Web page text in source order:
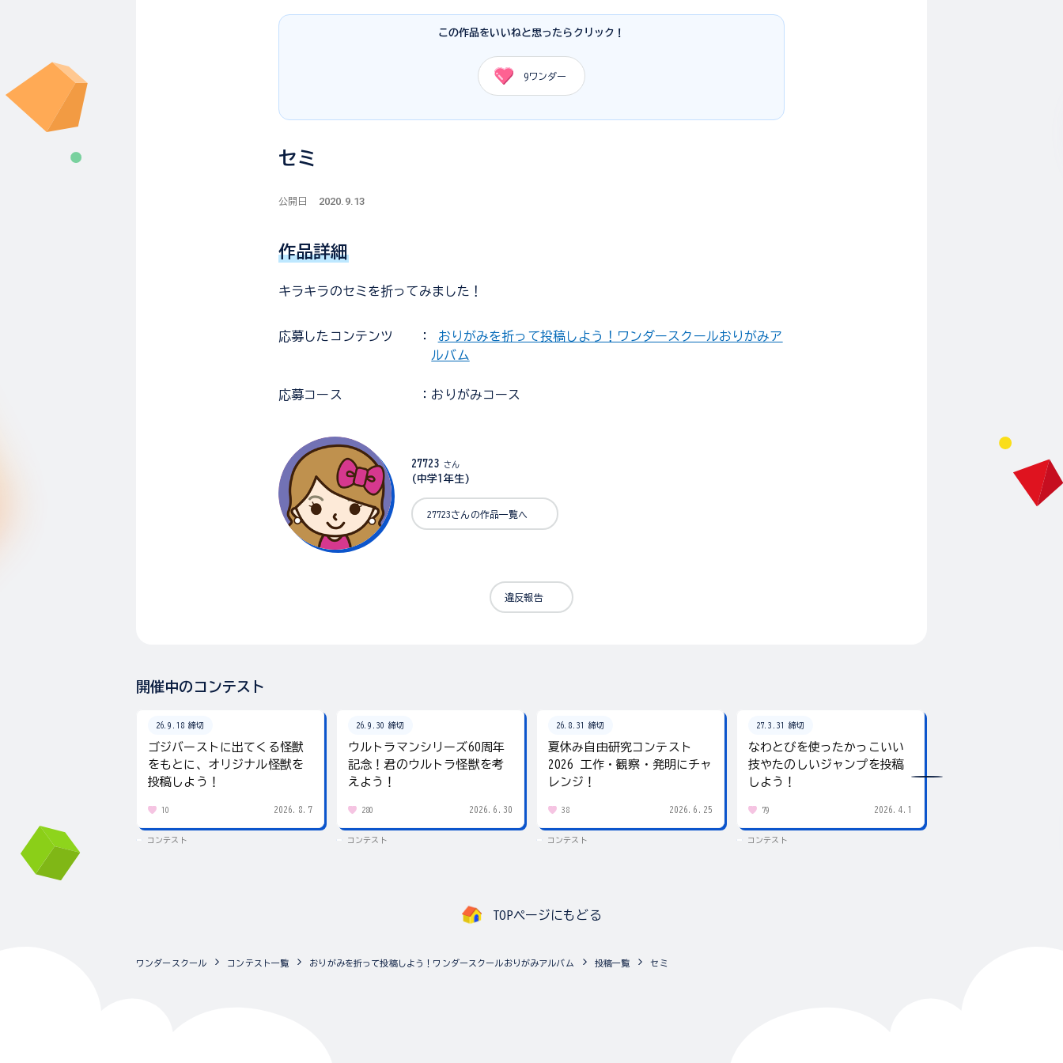
この作品をいいねと思ったらクリック！
9ワンダー
セミ
公開日 2020.9.13
作品詳細
キラキラのセミを折ってみました！
応募した コンテンツ ： おりがみを折って投稿しよう！ワンダースクールおりがみア
ルバム
応募コース ：おりがみコース
27723 さん
(中学1年生)
27723さんの作品一覧へ
違反報告
開催中のコンテスト
26.9.18 締切
ゴジバーストに出てくる怪獣
をもとに、オリジナル怪獣を
投稿しよう！
10 2026.8.7
コンテスト
26.9.30 締切
ウルトラマンシリーズ60周年
記念！君のウルトラ怪獣を考
えよう！
280 2026.6.30
コンテスト
26.8.31 締切
夏休み自由研究コンテスト
2026 工作・観察・発明にチャ
レンジ！
38 2026.6.25
コンテスト
27.3.31 締切
なわとびを使ったかっこいい
技やたのしいジャンプを投稿
しよう！
79 2026.4.1
コンテスト
TOPページにもどる
ワンダースクール コンテスト一覧 おりがみを折って投稿しよう！ワンダースクールおりがみアルバム 投稿一覧 セミ